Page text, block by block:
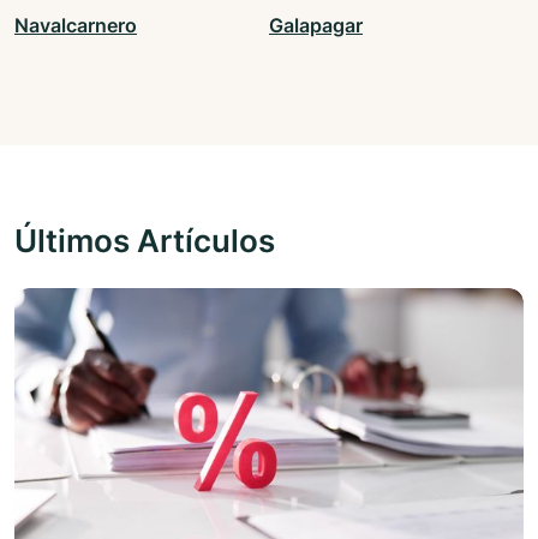
Navalcarnero Galapagar
Últimos Artículos